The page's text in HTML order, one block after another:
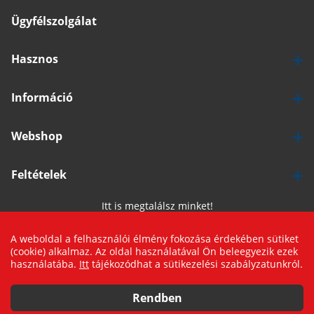
Ügyfélszolgálat
Hasznos
Információ
Webshop
Feltételek
Itt is megtalálsz minket!
Webfejlesztés:
A weboldal a felhasználói élmény fokozása érdekében sütiket
(cookie) alkalmaz. Az oldal használatával Ön beleegyezik ezek
használatába. Itt tájékozódhat a sütikezelési szabályzatunkról.
Rendben